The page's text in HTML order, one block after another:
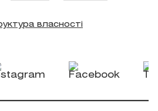
власності